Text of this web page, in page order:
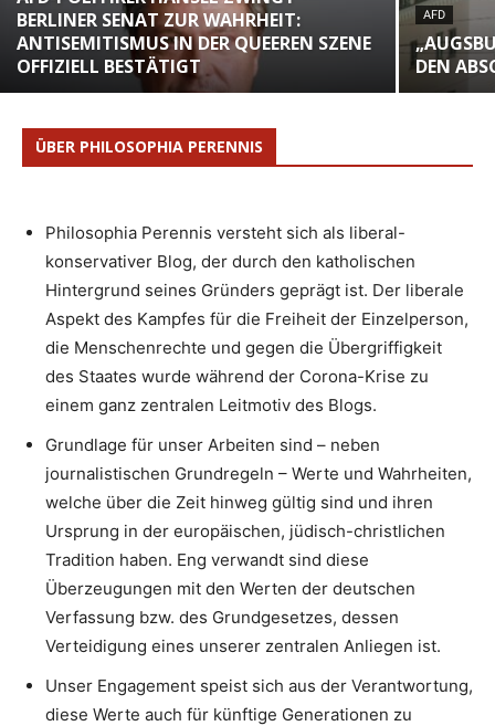
BERLINER SENAT ZUR WAHRHEIT:
ANTISEMITISMUS IN DER QUEEREN SZENE
OFFIZIELL BESTÄTIGT
AFD
DEN
ÜBER PHILOSOPHIA PERENNIS
Philosophia Perennis versteht sich als liberal-
konservativer Blog, der durch den katholischen
Hintergrund seines Gründers geprägt ist. Der liberale
Aspekt des Kampfes für die Freiheit der Einzelperson,
die Menschenrechte und gegen die Übergriffigkeit
des Staates wurde während der Corona-Krise zu
einem ganz zentralen Leitmotiv des Blogs.
Grundlage für unser Arbeiten sind – neben
journalistischen Grundregeln – Werte und Wahrheiten,
welche über die Zeit hinweg gültig sind und ihren
Ursprung in der europäischen, jüdisch-christlichen
Tradition haben. Eng verwandt sind diese
Überzeugungen mit den Werten der deutschen
Verfassung bzw. des Grundgesetzes, dessen
Verteidigung eines unserer zentralen Anliegen ist.
Unser Engagement speist sich aus der Verantwortung,
diese Werte auch für künftige Generationen zu